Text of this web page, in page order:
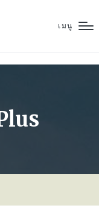
เมนู